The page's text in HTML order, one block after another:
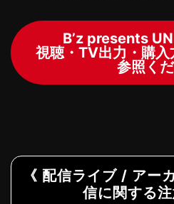
B’z presents
視聴・TV出力・購
参照く
《 配信ライブ / アー
信に関する注